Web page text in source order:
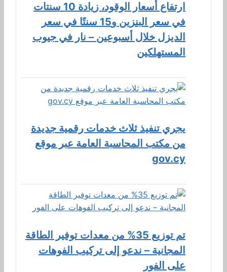
ارتفاع أسعار الوقود، زيادة 10 سنتات
في سعر البنزين و15 سنتًا في سعر
الديزل خلال أسبوعين – نار في جيوب
المستهلكين
يجري تنفيذ ثلاث خدمات رقمية جديدة
من مكتب المحاسبة العامة عبر موقع
gov.cy
تم توزيع 35% من معدات توفير الطاقة
المجانية – ندعو إلى تركيب الفوهات
على الفور